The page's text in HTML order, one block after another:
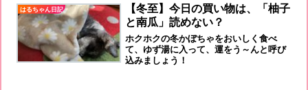
はるちゃん日記
【冬至】今日の買い物は、「柚子
と南瓜」読めない？
ホクホクの冬かぼちゃをおいしく食べ
て、ゆず湯に入って、運をう～んと呼び
込みましょう！